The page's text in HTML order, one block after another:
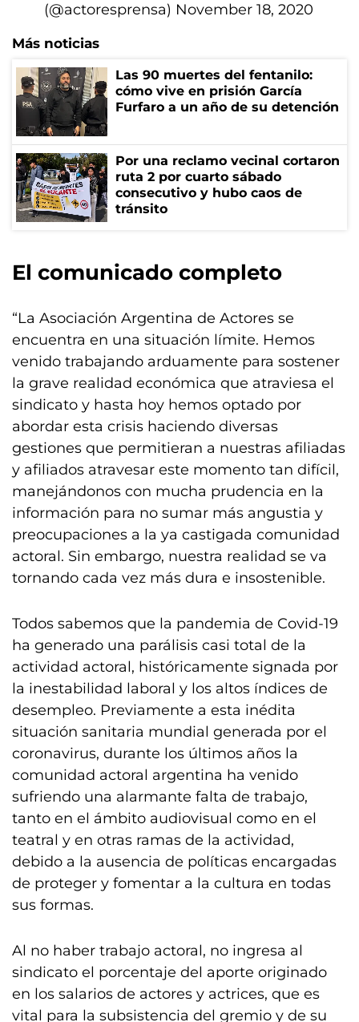
(@actoresprensa) November 18, 2020
Más noticias
Las 90 muertes del fentanilo:
cómo vive en prisión García
Furfaro a un año de su detención
Por una reclamo vecinal cortaron
ruta 2 por cuarto sábado
consecutivo y hubo caos de
tránsito
El comunicado completo
“La Asociación Argentina de Actores se
encuentra en una situación límite. Hemos
venido trabajando arduamente para sostener
la grave realidad económica que atraviesa el
sindicato y hasta hoy hemos optado por
abordar esta crisis haciendo diversas
gestiones que permitieran a nuestras afiliadas
y afiliados atravesar este momento tan difícil,
manejándonos con mucha prudencia en la
información para no sumar más angustia y
preocupaciones a la ya castigada comunidad
actoral. Sin embargo, nuestra realidad se va
tornando cada vez más dura e insostenible.
Todos sabemos que la pandemia de Covid-19
ha generado una parálisis casi total de la
actividad actoral, históricamente signada por
la inestabilidad laboral y los altos índices de
desempleo. Previamente a esta inédita
situación sanitaria mundial generada por el
coronavirus, durante los últimos años la
comunidad actoral argentina ha venido
sufriendo una alarmante falta de trabajo,
tanto en el ámbito audiovisual como en el
teatral y en otras ramas de la actividad,
debido a la ausencia de políticas encargadas
de proteger y fomentar a la cultura en todas
sus formas.
Al no haber trabajo actoral, no ingresa al
sindicato el porcentaje del aporte originado
en los salarios de actores y actrices, que es
vital para la subsistencia del gremio y de su